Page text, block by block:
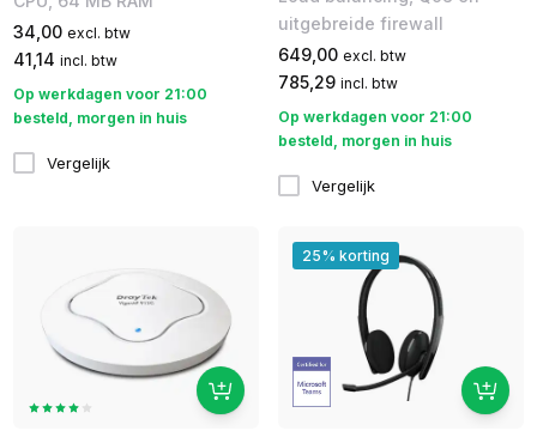
34,00 excl. btw
41,14 incl. btw
Op werkdagen voor 21:00
besteld, morgen in huis
Vergelijk
uitgebreide firewall
649,00 excl. btw
785,29 incl. btw
Op werkdagen voor 21:00
besteld, morgen in huis
Vergelijk
25% korting